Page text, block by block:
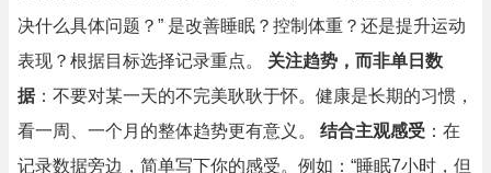
决什么具体问题？” 是改善睡眠？控制体重？还是提升运动
表现？根据目标选择记录重点。 关注趋势，而非单日数
据：不要对某一天的不完美耿耿于怀。健康是长期的习惯，
看一周、一个月的整体趋势更有意义。 结合主观感受 ：在
记录数据旁边，简单写下你的感受。例如：“睡眠7小时，但